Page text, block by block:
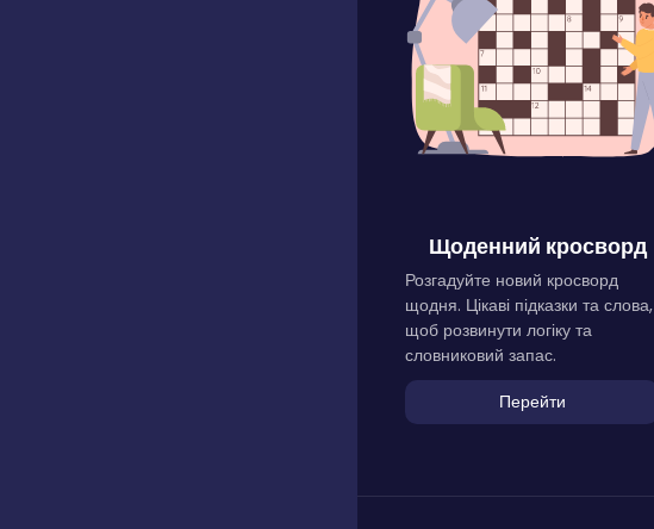
Щоденний кросворд
Розгадуйте новий кросворд
щодня. Цікаві підказки та слова,
щоб розвинути логіку та
словниковий запас.
Перейти